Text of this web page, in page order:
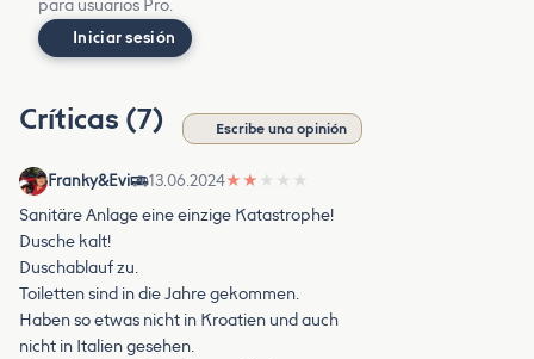
para usuarios Pro.
Iniciar sesión
Críticas (7) Escribe una opinión
Franky&Evi 13.06.2024★ ★ ★ ★ ★
Sanitäre Anlage eine einzige Katastrophe!
Dusche kalt!
Duschablauf zu.
Toiletten sind in die Jahre gekommen.
Haben so etwas nicht in Kroatien und auch
nicht in Italien gesehen.